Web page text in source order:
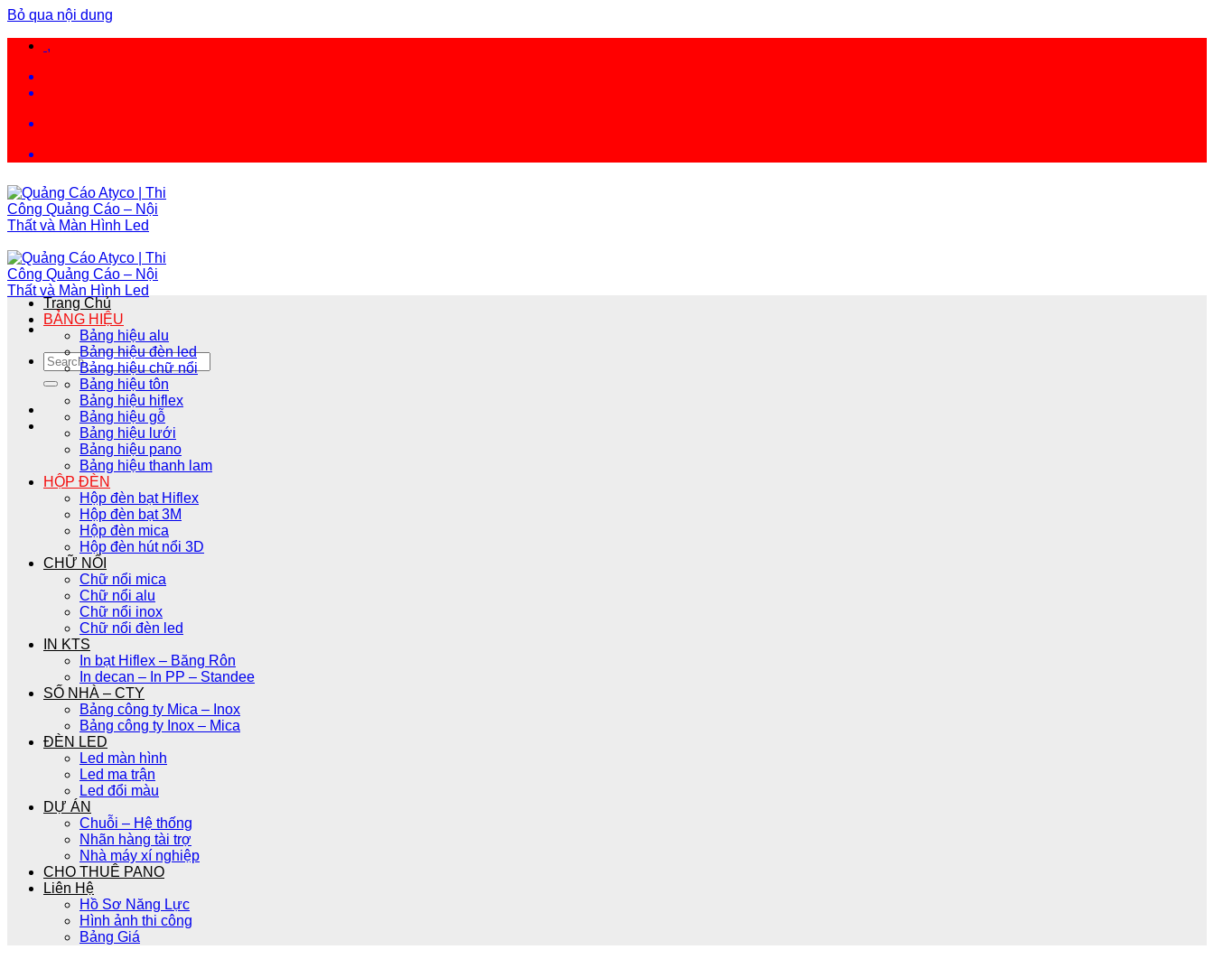
Bỏ qua nội dung
,
Trang Chủ
BẢNG HIỆU
Bảng hiệu alu
Bảng hiệu đèn led
Bảng hiệu chữ nổi
Bảng hiệu tôn
Bảng hiệu hiflex
Bảng hiệu gỗ
Bảng hiệu lưới
Bảng hiệu pano
Bảng hiệu thanh lam
HỘP ĐÈN
Hộp đèn bạt Hiflex
Hộp đèn bạt 3M
Hộp đèn mica
Hộp đèn hút nổi 3D
CHỮ NỔI
Chữ nổi mica
Chữ nổi alu
Chữ nổi inox
Chữ nổi đèn led
IN KTS
In bạt Hiflex – Băng Rôn
In decan – In PP – Standee
SỐ NHÀ – CTY
Bảng công ty Mica – Inox
Bảng công ty Inox – Mica
ĐÈN LED
Led màn hình
Led ma trận
Led đổi màu
DỰ ÁN
Chuỗi – Hệ thống
Nhãn hàng tài trợ
Nhà máy xí nghiệp
CHO THUÊ PANO
Liên Hệ
Hồ Sơ Năng Lực
Hình ảnh thi công
Bảng Giá